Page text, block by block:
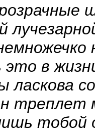
это в
ласкова
треплет
тобой